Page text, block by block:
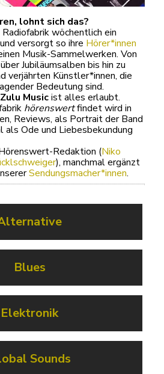
lohnt sich das?
wöchentlich ein
und versorgt so ihre Hörer*innen
Musik-Sammelwerken. Von
Jubiläumsalben bis hin zu
verjährten Künstler*innen, die
Bedeutung sind.
Musicist alles erlaubt.
hörenswertfindet wird in
Reviews, als Portrait der Band
als Ode und Liebesbekundung
Redaktion (Niko
), manchmal ergänzt
Sendungsmacher*innen.
Blues
Elektronik
Sounds